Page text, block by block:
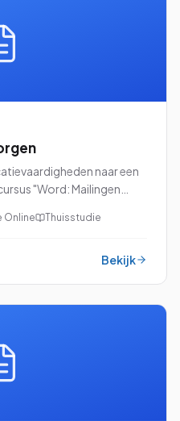
naar een
"Word: Mailingen
Online Thuisstudie
Bekijk